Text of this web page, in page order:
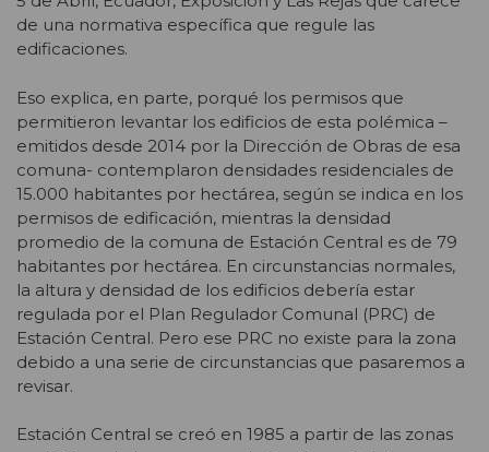
de una normativa específica que regule las
edificaciones.
Eso explica, en parte, porqué los permisos que
permitieron levantar los edificios de esta polémica –
emitidos desde 2014 por la Dirección de Obras de esa
comuna- contemplaron densidades residenciales de
15.000 habitantes por hectárea, según se indica en los
permisos de edificación, mientras la densidad
promedio de la comuna de Estación Central es de 79
habitantes por hectárea. En circunstancias normales,
la altura y densidad de los edificios debería estar
regulada por el Plan Regulador Comunal (PRC) de
Estación Central. Pero ese PRC no existe para la zona
debido a una serie de circunstancias que pasaremos a
revisar.
Estación Central se creó en 1985 a partir de las zonas